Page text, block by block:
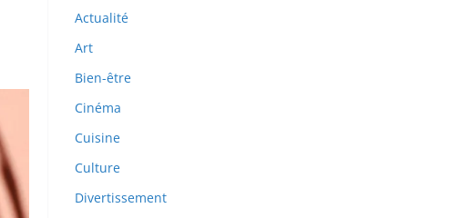
Actualité
Art
Bien-être
Cinéma
Cuisine
Culture
Divertissement